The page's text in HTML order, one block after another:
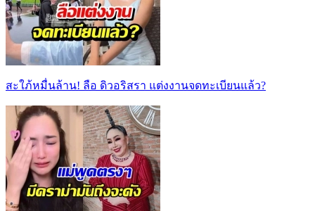
สะใภ้หมื่นล้าน! ลือ ดิวอริสรา แต่งงานจดทะเบียนแล้ว?